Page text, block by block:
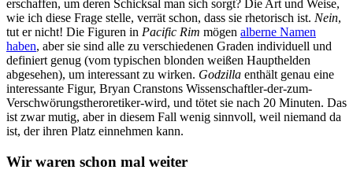
erschaffen, um deren Schicksal man sich sorgt? Die Art und Weise,
wie ich diese Frage stelle, verrät schon, dass sie rhetorisch ist. Nein,
tut er nicht! Die Figuren in Pacific Rim mögen alberne Namen
haben, aber sie sind alle zu verschiedenen Graden individuell und
definiert genug (vom typischen blonden weißen Haupthelden
abgesehen), um interessant zu wirken. Godzilla enthält genau eine
interessante Figur, Bryan Cranstons Wissenschaftler-der-zum-
Verschwörungstheroretiker-wird, und tötet sie nach 20 Minuten. Das
ist zwar mutig, aber in diesem Fall wenig sinnvoll, weil niemand da
ist, der ihren Platz einnehmen kann.
Wir waren schon mal weiter